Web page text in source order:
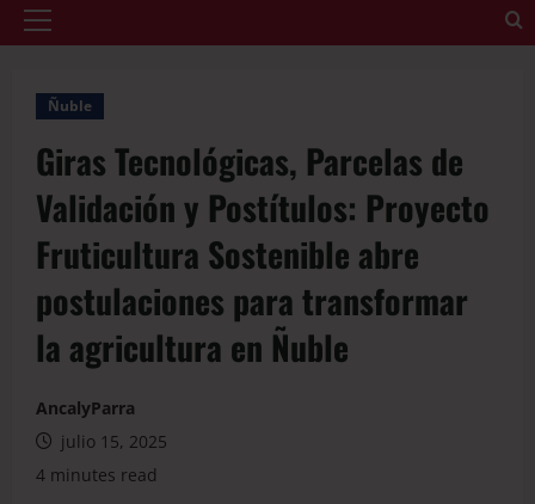
Ñuble
Giras Tecnológicas, Parcelas de
Validación y Postítulos: Proyecto
Fruticultura Sostenible abre
postulaciones para transformar
la agricultura en Ñuble
AncalyParra
julio 15, 2025
4 minutes read